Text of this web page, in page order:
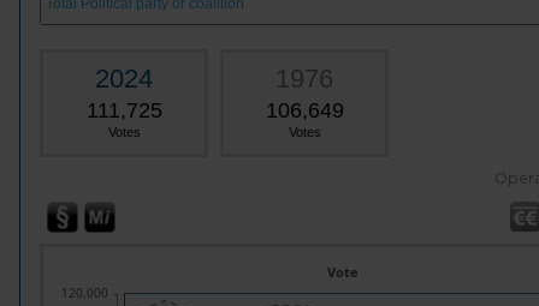
2024
111,725
Votes
1976
106,649
Votes
Vote
120,000